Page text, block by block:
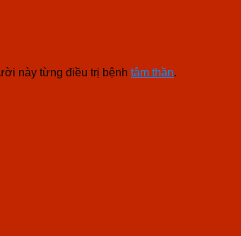
này từng điều trị bệnh tâm thần